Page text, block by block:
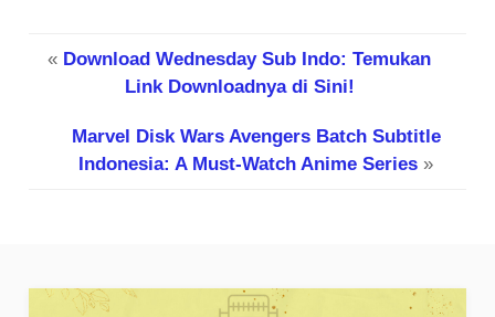
« Download Wednesday Sub Indo: Temukan
Link Downloadnya di Sini!
Marvel Disk Wars Avengers Batch Subtitle
Indonesia: A Must-Watch Anime Series »